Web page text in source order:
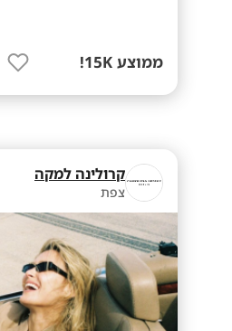
ממוצע 15K!
קרולינה למקה
צפת